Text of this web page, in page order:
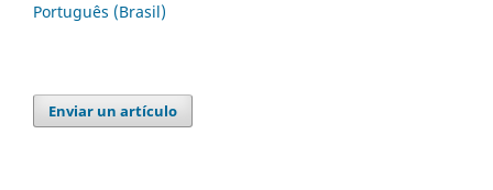
Português (Brasil)
Enviar un artículo